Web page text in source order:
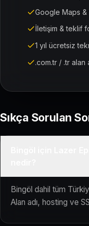
Google Maps
İletişim & teklif
1 yıl ücretsiz
.com.tr / .tr alan
Sıkça Sorulan
Bingöl dahil tüm
Alan adı, hosting ve